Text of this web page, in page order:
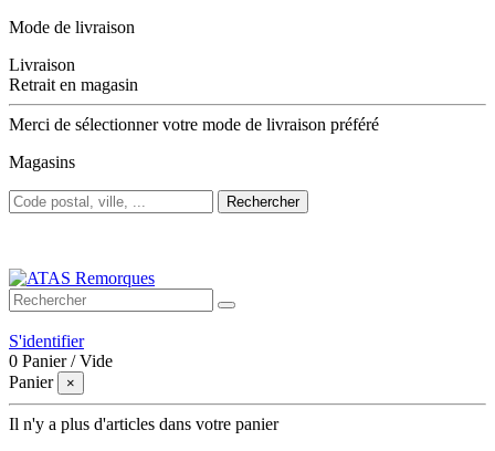
Mode de livraison
Livraison
Retrait en magasin
Merci de sélectionner votre mode de livraison préféré
Magasins
Rechercher
S'identifier
0 Panier /Vide
Panier
×
Il n'y a plus d'articles dans votre panier